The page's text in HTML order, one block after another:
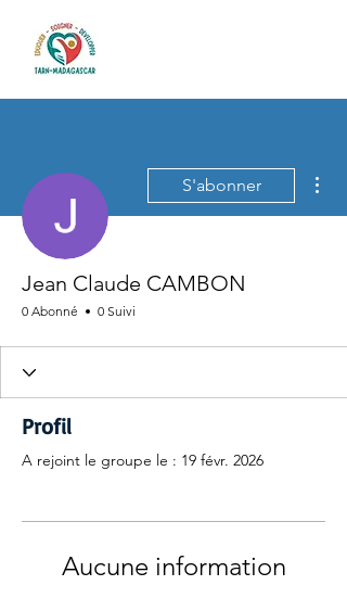
S'abonner
Jean Claude CAMBON
0 Abonné 0 Suivi
Profil
A rejoint le groupe le : 19 févr. 2026
Aucune information